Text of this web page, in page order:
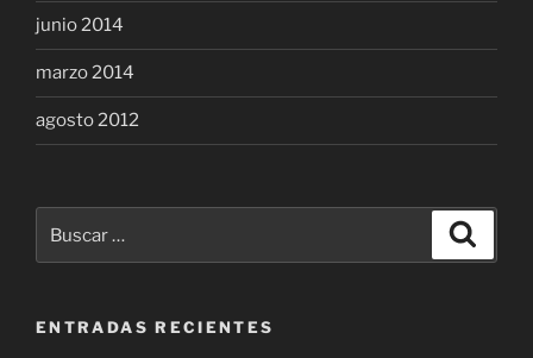
junio 2014
marzo 2014
agosto 2012
por:
ENTRADAS RECIENTES